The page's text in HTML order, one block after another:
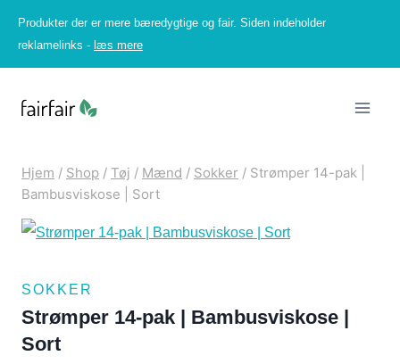
indhold
Produkter der er mere bæredygtige og fair. Siden indeholder
reklamelinks - læs mere
Hjem / Shop / Tøj / Mænd / Sokker / Strømper 14-pak |
Bambusviskose | Sort
SOKKER
Strømper 14-pak | Bambusviskose |
Sort